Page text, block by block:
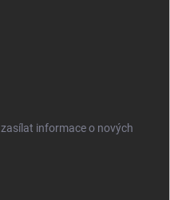
informace o nových